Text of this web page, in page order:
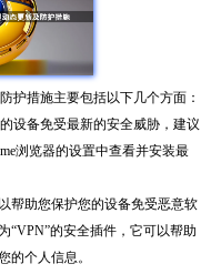
护措施主要包括以下几个方面：
设备免受最新的安全威胁，建议
浏览器的设置中查看并安装最
帮助您保护您的设备免受恶意软
“VPN”的安全插件，它可以帮助
的个人信息。